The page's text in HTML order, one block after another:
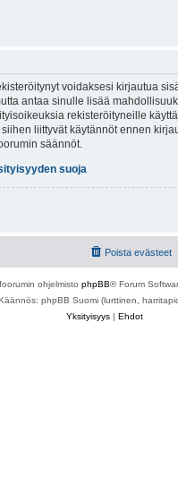
voidaksesi kirjautua
antaa sinulle lisää
rekisteröityneille
liittyvät käytännöt ennen
säännöt.
suoja
Poista evästeet
ohjelmisto phpBB® Forum
phpBB Suomi (lurttinen,
Yksityisyys | Ehdot